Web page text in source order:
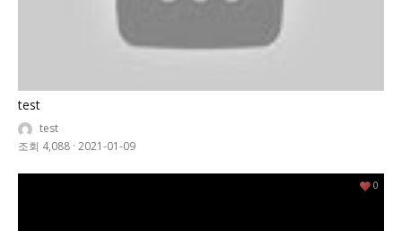
test
test
조회 4,088 · 2021-01-09
0